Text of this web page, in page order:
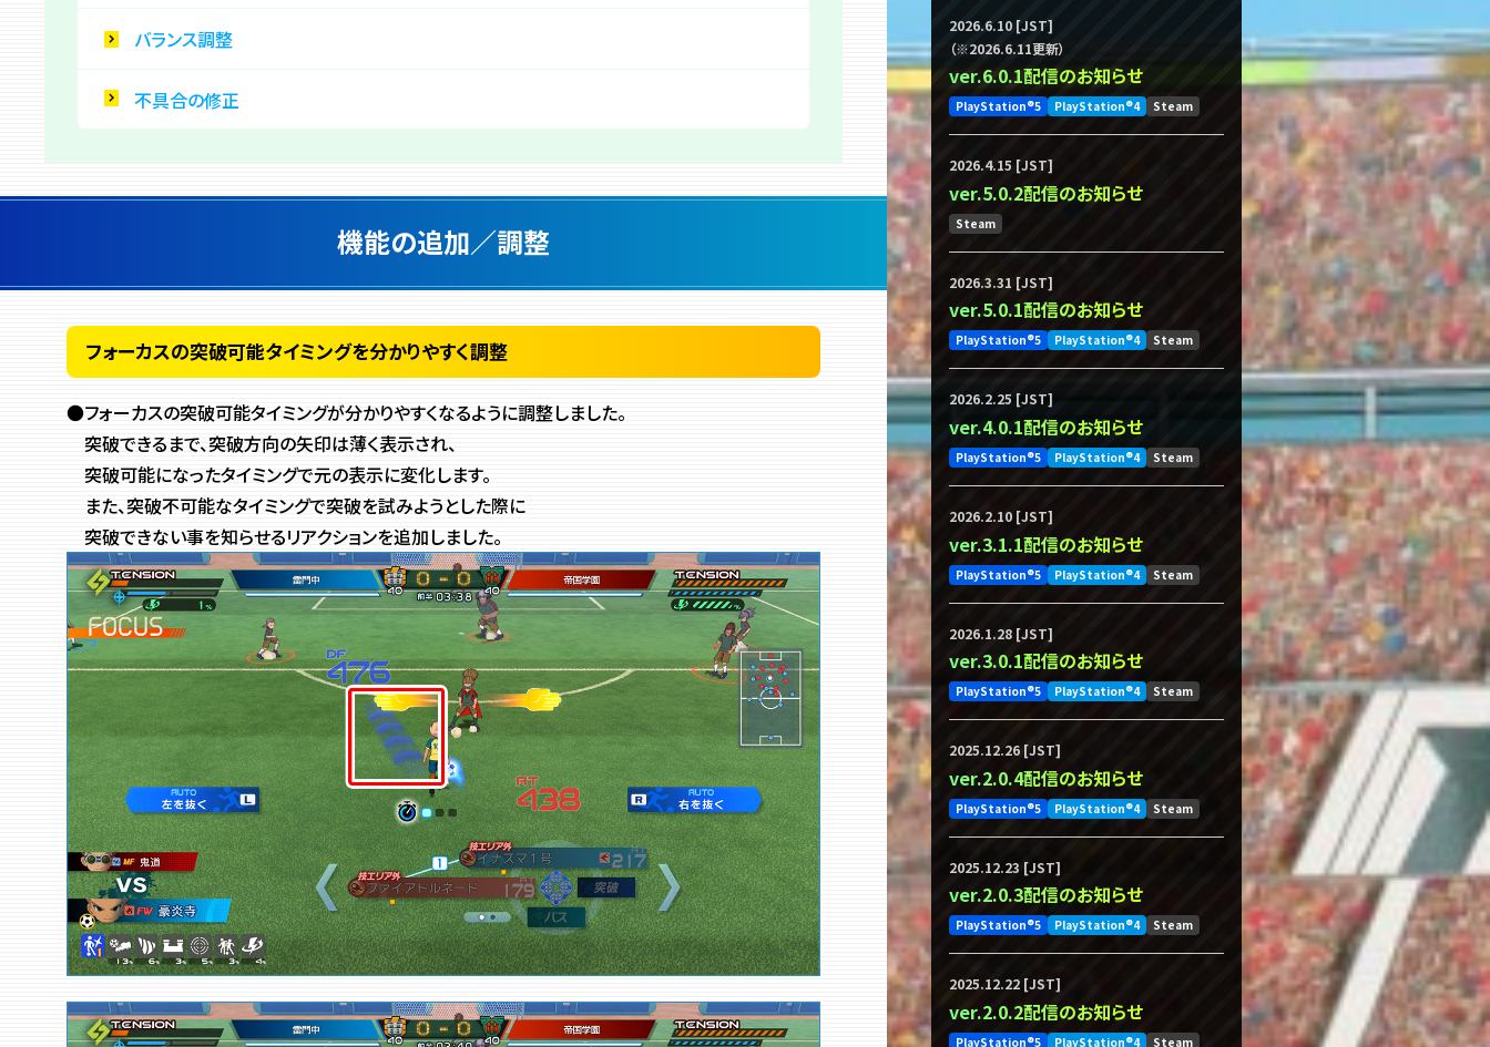
バランス調整
不具合の修正
機能の追加／調整
フォーカスの突破可能タイミングを分かりやすく調整
●フォーカスの突破可能タイミングが分かりやすくなるように調整しました。
突破できるまで、突破方向の矢印は薄く表示され、
突破可能になったタイミングで元の表示に変化します。
また、突破不可能なタイミングで突破を試みようとした際に
突破できない事を知らせるリアクションを追加しました。
2026.6.10 [JST]
（※2026.6.11更新）
ver.6.0.1配信のお知らせ
PlayStation®5 PlayStation®4 Steam
2026.4.15 [JST]
ver.5.0.2配信のお知らせ
Steam
2026.3.31 [JST]
ver.5.0.1配信のお知らせ
PlayStation®5 PlayStation®4 Steam
2026.2.25 [JST]
ver.4.0.1配信のお知らせ
PlayStation®5 PlayStation®4 Steam
2026.2.10 [JST]
ver.3.1.1配信のお知らせ
PlayStation®5 PlayStation®4 Steam
2026.1.28 [JST]
ver.3.0.1配信のお知らせ
PlayStation®5 PlayStation®4 Steam
2025.12.26 [JST]
ver.2.0.4配信のお知らせ
PlayStation®5 PlayStation®4 Steam
2025.12.23 [JST]
ver.2.0.3配信のお知らせ
PlayStation®5 PlayStation®4 Steam
2025.12.22 [JST]
ver.2.0.2配信のお知らせ
PlayStation®5 PlayStation®4 Steam